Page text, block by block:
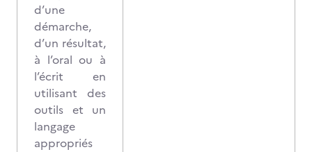
d’une
démarche,
d’un résultat,
à l’oral ou à
l’écrit en
utilisant des
outils et un
langage
appropriés